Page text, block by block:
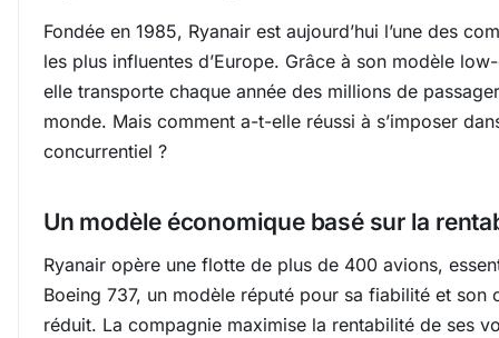
Fondée en 1985, Ryanair est aujourd’hui l’une des
les plus influentes d’Europe. Grâce à son modèle
elle transporte chaque année des millions de
monde. Mais comment a-t-elle réussi à s’imposer
concurrentiel ?
Un modèle économique basé sur la
Ryanair opère une flotte de plus de 400 avions,
Boeing 737, un modèle réputé pour sa fiabilité et son
réduit. La compagnie maximise la rentabilité de ses